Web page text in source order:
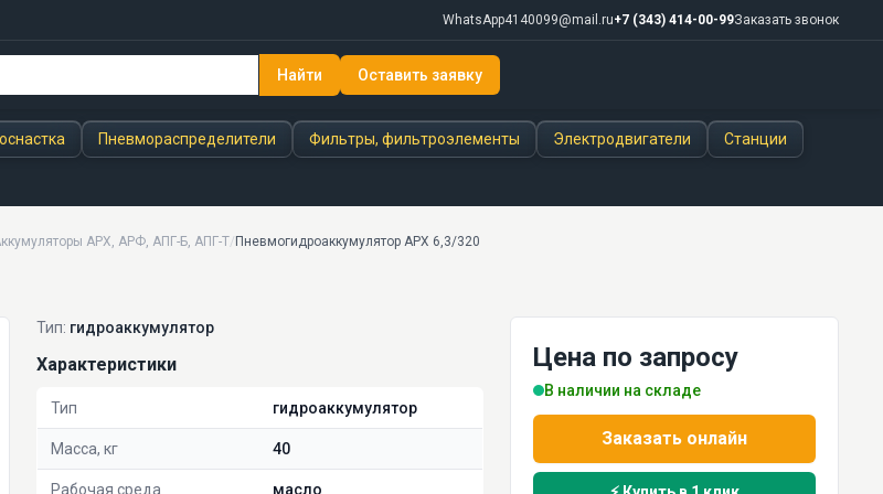
WhatsApp4140099@mail.ru+7 (343) 414-00-99Заказать звонок
Найти Оставить заявку
Пневмораспределители Фильтры, фильтроэлементы Электродвигатели Станции
АРХ, АРФ, АПГ-Б, АПГ-Т/ Пневмогидроаккумулятор АРХ 6,3/320
Тип: гидроаккумулятор
Характеристики
Тип гидроаккумулятор
Масса, кг 40
Рабочая среда масло
Цена по запросу
В наличии на складе
Заказать онлайн